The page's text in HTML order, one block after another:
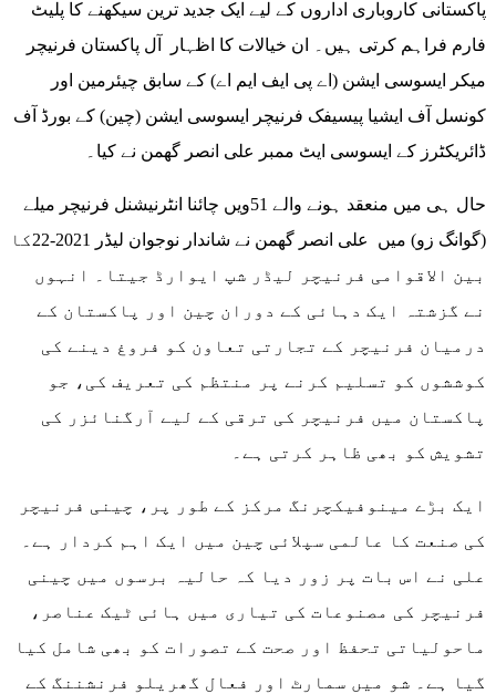
پاکستانی کاروباری اداروں کے لیے ایک جدید ترین سیکھنے کا پلیٹ
فارم فراہم کرتی ہیں۔ ان خیالات کا اظہار آل پاکستان فرنیچر
میکر ایسوسی ایشن (اے پی ایف ایم اے) کے سابق چیئرمین اور
کونسل آف ایشیا پیسیفک فرنیچر ایسوسی ایشن (چین) کے بورڈ آف
ڈائریکٹرز کے ایسوسی ایٹ ممبر علی انصر گھمن نے کیا۔
حال ہی میں منعقد ہونے والے 51ویں چائنا انٹرنیشنل فرنیچر میلے
(گوانگ زو) میں علی انصر گھمن نے شاندار نوجوان لیڈر 2021-22کا
بین الاقوامی فرنیچر لیڈر شپ ایوارڈ جیتا۔ انہوں
نے گزشتہ ایک دہائی کے دوران چین اور پاکستان کے
درمیان فرنیچر کے تجارتی تعاون کو فروغ دینے کی
کوششوں کو تسلیم کرنے پر منتظم کی تعریف کی، جو
پاکستان میں فرنیچر کی ترقی کے لیے آرگنائزر کی
تشویش کو بھی ظاہر کرتی ہے۔
ایک بڑے مینوفیکچرنگ مرکز کے طور پر، چینی فرنیچر
کی صنعت کا عالمی سپلائی چین میں ایک اہم کردار ہے۔
علی نے اس بات پر زور دیا کہ حالیہ برسوں میں چینی
فرنیچر کی مصنوعات کی تیاری میں ہائی ٹیک عناصر،
ماحولیاتی تحفظ اور صحت کے تصورات کو بھی شامل کیا
گیا ہے۔ شو میں سمارٹ اور فعال گھریلو فرنشننگ کے